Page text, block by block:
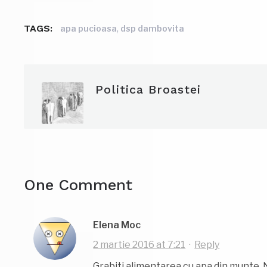
TAGS: apa pucioasa, dsp dambovita
Politica Broastei
One Comment
Elena Moc
2 martie 2016 at 7:21 · Reply